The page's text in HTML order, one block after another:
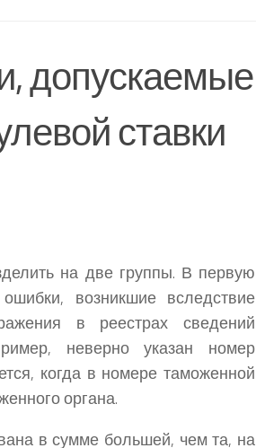
допускаемые
ставки
на две группы. В первую
возникшие вследствие
в реестрах сведений
неверно указан номер
когда в номере таможенной
органа.
в сумме большей, чем та, на